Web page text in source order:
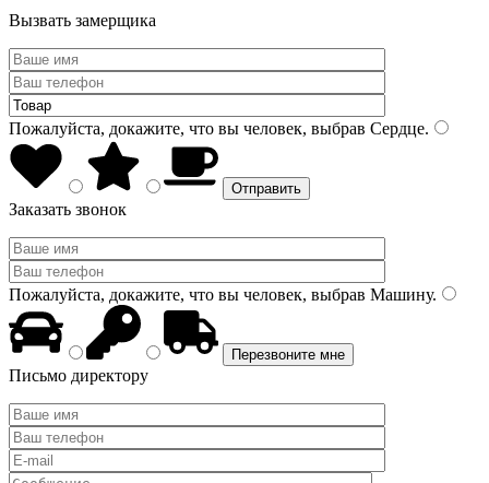
Вызвать замерщика
Пожалуйста, докажите, что вы человек, выбрав Сердце.
Заказать звонок
Пожалуйста, докажите, что вы человек, выбрав Машину.
Письмо директору